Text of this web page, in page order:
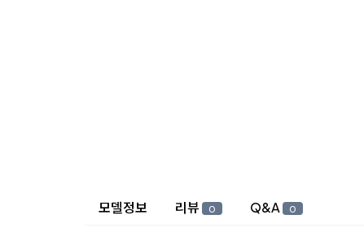
상세 정보
모델정보 리뷰 0 Q&A 0